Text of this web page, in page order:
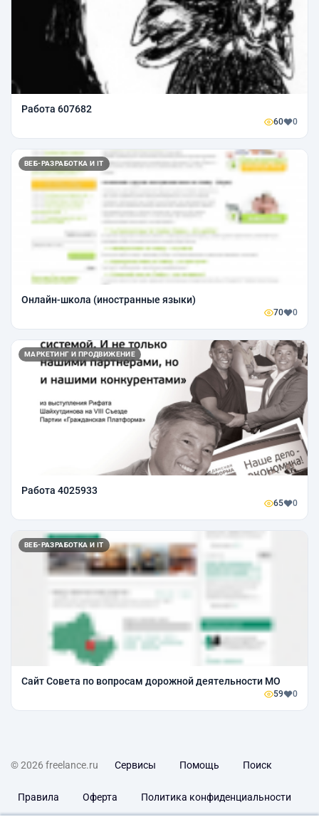
Работа 607682
60 0
ВЕБ-РАЗРАБОТКА И IT
Онлайн-школа (иностранные языки)
70 0
МАРКЕТИНГ И ПРОДВИЖЕНИЕ
Работа 4025933
65 0
ВЕБ-РАЗРАБОТКА И IT
Сайт Совета по вопросам дорожной деятельности МО
59 0
© 2026 freelance.ru Сервисы Помощь Поиск
Правила Оферта Политика конфиденциальности